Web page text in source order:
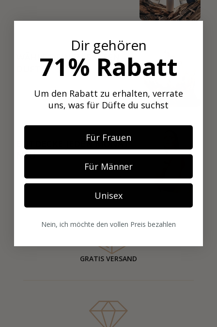
02
WÄHLE DEINEN ERSTEN
Starte mit deinem Favoriten. Dein
erstes Luxusparfum wird direkt nach
dem Checkout verschickt.
03
ENTDECKE JEDEN MONAT
NEU
Jeden Monat ein neuer 8 ml
Originalduft. Pausiere oder kündige
jederzeit.
GRATIS VERSAND
Dir gehören
71% Rabatt
Um den Rabatt zu erhalten, verrate
uns, was für Düfte du suchst
Für Frauen
Für Männer
Unisex
Nein, ich möchte den vollen Preis bezahlen